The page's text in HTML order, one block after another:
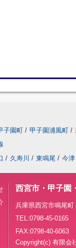
子園町 / 甲子園浦風町 /
/ 久寿川 / 東鳴尾 / 今津
西宮市・甲子園
兵庫県西宮市鳴尾町
TEL:0798-45-0165
FAX:0798-40-6063
Copyright(c) 有限